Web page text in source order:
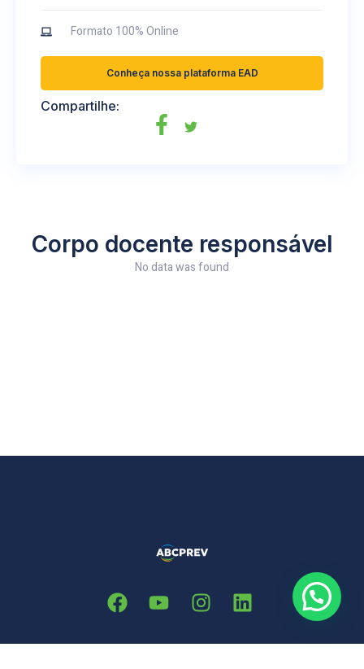
Formato 100% Online
Conheça nossa plataforma EAD
Compartilhe:
Corpo docente responsável
No data was found